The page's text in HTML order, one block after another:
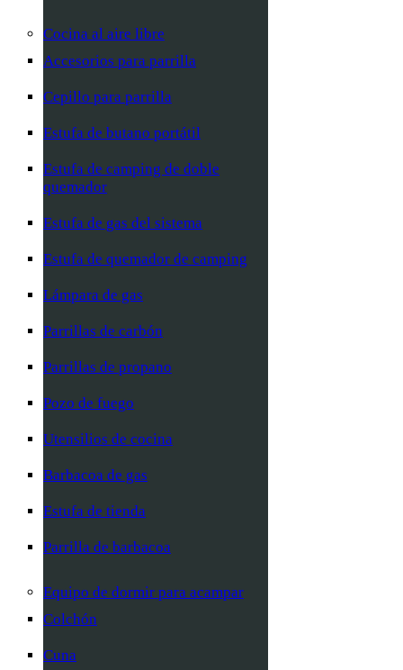
Cocina al aire libre
Accesorios para parrilla
Cepillo para parrilla
Estufa de butano portátil
Estufa de camping de doble
quemador
Estufa de gas del sistema
Estufa de quemador de camping
Lámpara de gas
Parrillas de carbón
Parrillas de propano
Pozo de fuego
Utensilios de cocina
Barbacoa de gas
Estufa de tienda
Parrilla de barbacoa
Equipo de dormir para acampar
Colchón
Cuna